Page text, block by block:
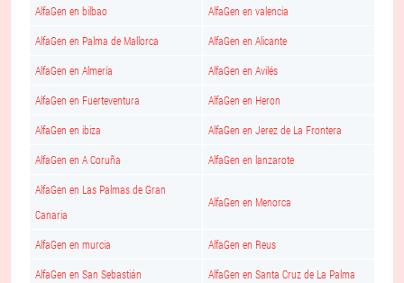
AlfaGen en bilbao AlfaGen en valencia
AlfaGen en Palma de Mallorca AlfaGen en Alicante
AlfaGen en Almería AlfaGen en Avilés
AlfaGen en Fuerteventura AlfaGen en Heron
AlfaGen en ibiza AlfaGen en Jerez de La Frontera
AlfaGen en A Coruña AlfaGen en lanzarote
AlfaGen en Las Palmas de Gran
Canaria
AlfaGen en Menorca
AlfaGen en murcia AlfaGen en Reus
AlfaGen en San Sebastián AlfaGen en Santa Cruz de La Palma